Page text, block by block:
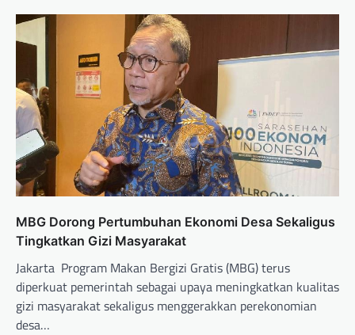
MBG Dorong Pertumbuhan Ekonomi Desa Sekaligus
Tingkatkan Gizi Masyarakat
Jakarta  Program Makan Bergizi Gratis (MBG) terus
diperkuat pemerintah sebagai upaya meningkatkan kualitas
gizi masyarakat sekaligus menggerakkan perekonomian
desa…